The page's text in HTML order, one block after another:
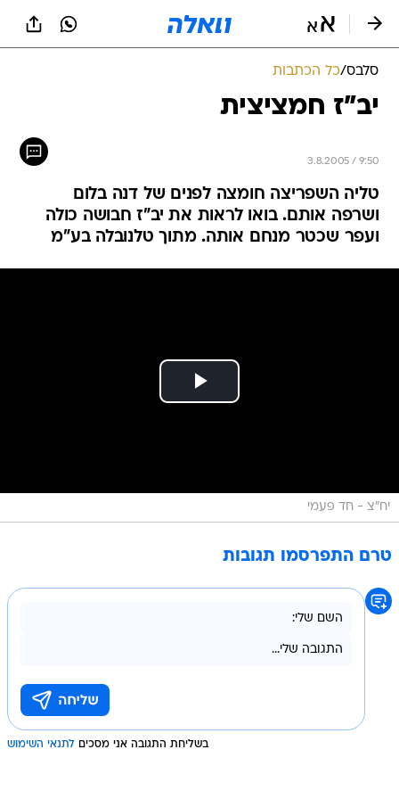
סלבס/כל הכתבות
יב"ז חמציצית
3.8.2005 / 9:50
טליה השפריצה חומצה לפנים של דנה בלום
ושרפה אותם. בואו לראות את יב"ז חבושה כולה
ועפר שכטר מנחם אותה. מתוך טלנובלה בע"מ
יח"צ - חד פעמי
טרם התפרסמו תגובות
בשליחת התגובה אני מסכים לתנאי השימוש